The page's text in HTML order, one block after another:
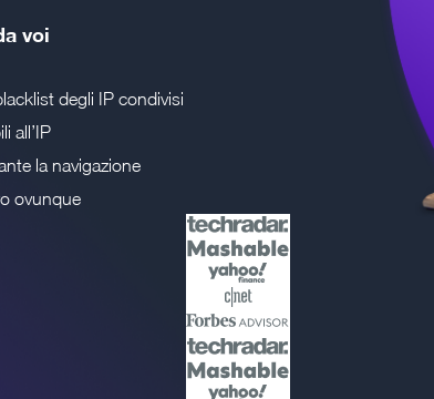
voi
degli IP condivisi
all’IP
la navigazione
ovunque